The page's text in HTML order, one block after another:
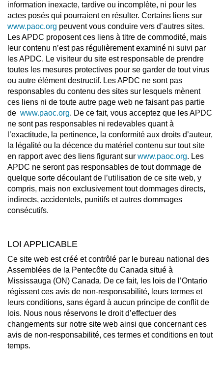
information inexacte, tardive ou incomplète, ni pour les
actes posés qui pourraient en résulter. Certains liens sur
www.paoc.org peuvent vous conduire vers d’autres sites.
Les APDC proposent ces liens à titre de commodité, mais
leur contenu n’est pas régulièrement examiné ni suivi par
les APDC. Le visiteur du site est responsable de prendre
toutes les mesures protectives pour se garder de tout virus
ou autre élément destructif. Les APDC ne sont pas
responsables du contenu des sites sur lesquels mènent
ces liens ni de toute autre page web ne faisant pas partie
de www.paoc.org. De ce fait, vous acceptez que les APDC
ne sont pas responsables ni redevables quant à
l’exactitude, la pertinence, la conformité aux droits d’auteur,
la légalité ou la décence du matériel contenu sur tout site
en rapport avec des liens figurant sur www.paoc.org. Les
APDC ne seront pas responsables de tout dommage de
quelque sorte découlant de l’utilisation de ce site web, y
compris, mais non exclusivement tout dommages directs,
indirects, accidentels, punitifs et autres dommages
consécutifs.
LOI APPLICABLE
Ce site web est créé et contrôlé par le bureau national des
Assemblées de la Pentecôte du Canada situé à
Mississauga (ON) Canada. De ce fait, les lois de l’Ontario
régissent ces avis de non-responsabilité, leurs termes et
leurs conditions, sans égard à aucun principe de conflit de
lois. Nous nous réservons le droit d’effectuer des
changements sur notre site web ainsi que concernant ces
avis de non-responsabilité, ces termes et conditions en tout
temps.